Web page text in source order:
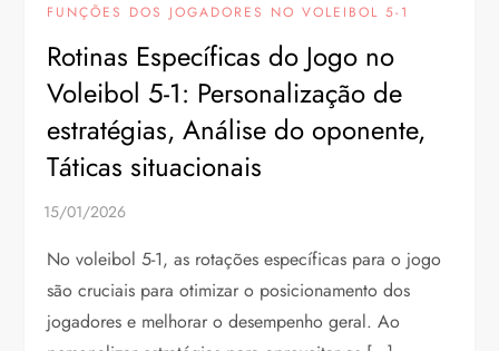
FUNÇÕES DOS JOGADORES NO VOLEIBOL 5-1
Rotinas Específicas do Jogo no
Voleibol 5-1: Personalização de
estratégias, Análise do oponente,
Táticas situacionais
No voleibol 5-1, as rotações específicas para o jogo
são cruciais para otimizar o posicionamento dos
jogadores e melhorar o desempenho geral. Ao